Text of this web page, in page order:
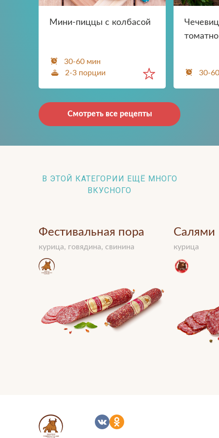
Мини-пиццы с колбасой
30-60 мин
2-3 порции
30-
Смотреть все рецепты
В ЭТОЙ КАТЕГОРИИ ЕЩЁ МНОГО
ВКУСНОГО
Фестивальная пора
курица, говядина, свинина
Салями
курица